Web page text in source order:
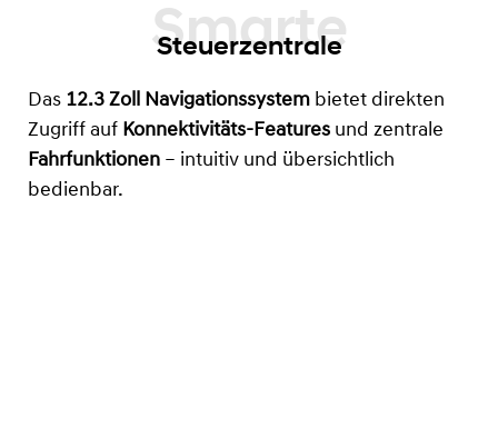
Steuerzentrale
Das 12.3 Zoll Navigationssystem bietet direkten
Zugriff auf Konnektivitäts-Features und zentrale
Fahrfunktionen – intuitiv und übersichtlich
bedienbar.